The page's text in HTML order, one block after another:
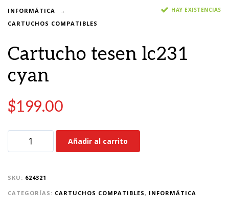
INFORMÁTICA
CARTUCHOS COMPATIBLES
HAY EXISTENCIAS
Cartucho tesen lc231
cyan
$199.00
Añadir al carrito
SKU: 624321
CATEGORÍAS: CARTUCHOS COMPATIBLES, INFORMÁTICA